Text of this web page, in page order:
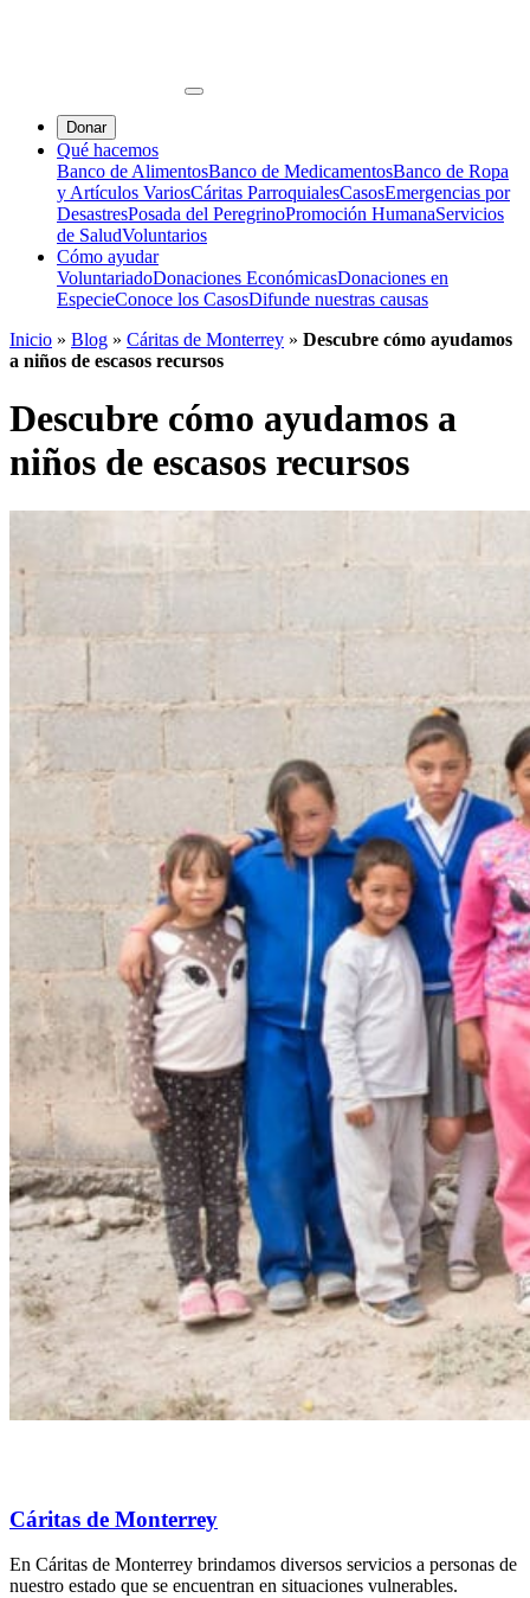
Donar
Qué hacemos
Banco de AlimentosBanco de MedicamentosBanco de Ropa
y Artículos VariosCáritas ParroquialesCasosEmergencias por
DesastresPosada del PeregrinoPromoción HumanaServicios
de SaludVoluntarios
Cómo ayudar
VoluntariadoDonaciones EconómicasDonaciones en
EspecieConoce los CasosDifunde nuestras causas
Inicio » Blog » Cáritas de Monterrey » Descubre cómo ayudamos
a niños de escasos recursos
Descubre cómo ayudamos a
niños de escasos recursos
Cáritas de Monterrey
En Cáritas de Monterrey brindamos diversos servicios a personas de
nuestro estado que se encuentran en situaciones vulnerables.